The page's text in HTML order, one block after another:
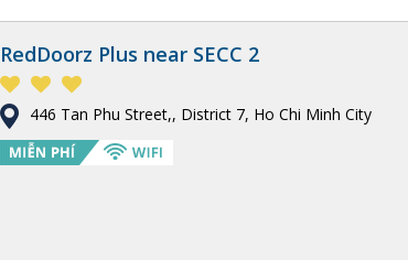
RedDoorz Plus near SECC 2
446 Tan Phu Street,, District 7, Ho Chi Minh City